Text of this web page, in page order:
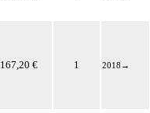
167,20 € 1 2018 →